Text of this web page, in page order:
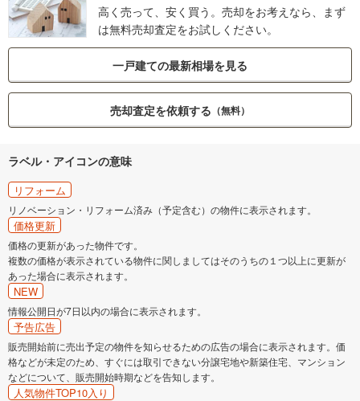
高く売って、安く買う。売却をお考えなら、まず
は無料売却査定をお試しください。
一戸建ての最新相場を見る
売却査定を依頼する （無料）
ラベル・アイコンの意味
リフォーム
リノベーション・リフォーム済み（予定含む）の物件に表示されます。
価格更新
価格の更新があった物件です。
複数の価格が表示されている物件に関しましてはそのうちの１つ以上に更新が
あった場合に表示されます。
NEW
情報公開日が7日以内の場合に表示されます。
予告広告
販売開始前に売出予定の物件を知らせるための広告の場合に表示されます。価
格などが未定のため、すぐには取引できない分譲宅地や新築住宅、マンション
などについて、販売開始時期などを告知します。
人気物件TOP10入り